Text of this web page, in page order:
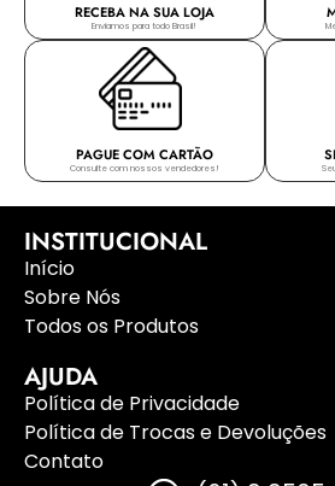
RECEBA NA SUA LOJA
Enviamos para todo Brasil!
PAGUE COM CARTÃO
Consulte com nossos vendedores!
INSTITUCIONAL
Início
Sobre Nós
Todos os Produtos
AJUDA
Política de Privacidade
Política de Trocas e Devoluções
Contato